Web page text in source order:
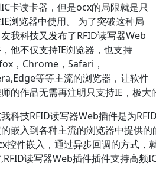
卡读卡器，但是ocx的局限就是只
浏览器中使用。 为了突破这种局
我科技又发布了RFID读写器Web
他不仅支持IE浏览器，也支持
，Chrome，Safari，
等等主流的浏览器，让软件
的作品无需再注明只支持IE，极大
科技RFID读写器Web插件是为
嵌入到各种主流的浏览器中提供
控件嵌入，通过异步回调的方式，
读写器Web插件插件支持高频